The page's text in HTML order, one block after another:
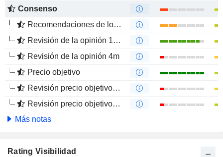
Consenso
Recomendaciones de los Analistas
Revisión de la opinión 12m
Revisión de la opinión 4m
Precio objetivo
Revisión precio objetivo 12 m
Revisión precio objetivo 4 m
Más notas
Rating Visibilidad